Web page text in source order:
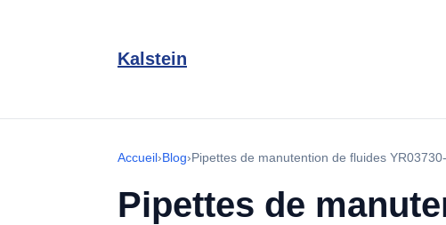
Kalstein
Accueil›Blog›Pipettes de manutention de fluides
Pipettes de